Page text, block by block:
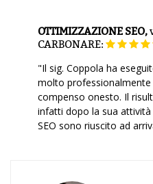
OTTIMIZZAZIONE SEO,
CARBONARE:
"Il sig. Coppola ha
molto professionalmente
compenso onesto. Il
infatti dopo la sua
SEO sono riuscito ad